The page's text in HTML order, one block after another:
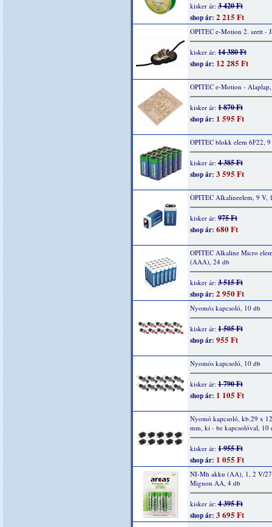
kisker ár: 3 420 Ft
shop ár: 2 215 Ft
OPITEC e-Motion 2. szett -
kisker ár: 14 380 Ft
shop ár: 12 285 Ft
OPITEC e-Motion -
kisker ár: 1 870 Ft
shop ár: 1 595 Ft
OPITEC blokk elem 6F22,
kisker ár: 4 385 Ft
shop ár: 3 595 Ft
OPITEC Alkalineelem, 9 V,
kisker ár: 975 Ft
shop ár: 680 Ft
OPITEC Alkaline Micro
(AAA), 24 db
kisker ár: 3 515 Ft
shop ár: 2 950 Ft
Nyomós kapcsoló, 10 db
kisker ár: 1 505 Ft
shop ár: 955 Ft
Nyomós kapcsoló, 10 db
kisker ár: 1 790 Ft
shop ár: 1 105 Ft
Nyomó kapcsoló, kb.29 x
mm, ki - be kapcsolóval, 10
kisker ár: 1 955 Ft
shop ár: 1 055 Ft
NI-Mh akku (AA), 1, 2 V/
Mignon AA, 4 db
kisker ár: 4 395 Ft
shop ár: 3 695 Ft